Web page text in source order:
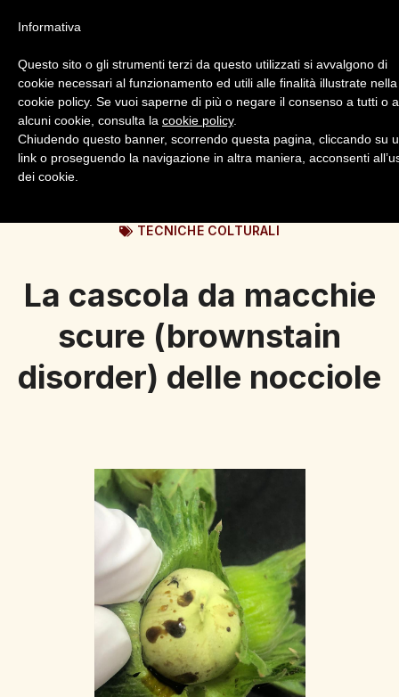
Login Registrazione
TECNICHE COLTURALI
La cascola da macchie
scure (brownstain
disorder) delle nocciole
Informativa
Questo sito o gli strumenti terzi da questo utilizzati si avvalgono di
cookie necessari al funzionamento ed utili alle finalità illustrate nella
cookie policy. Se vuoi saperne di più o negare il consenso a tutti o
alcuni cookie, consulta la cookie policy.
Chiudendo questo banner, scorrendo questa pagina, cliccando su
link o proseguendo la navigazione in altra maniera, acconsenti
dei cookie.